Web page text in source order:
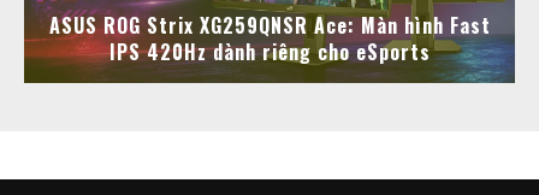
ASUS ROG Strix XG259QNSR Ace: Màn hình Fast
IPS 420Hz dành riêng cho eSports